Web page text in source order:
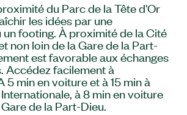
du Parc de la Tête d'Or
les idées par une
footing. À proximité de la Cité
non loin de la Gare de la Part-
est favorable aux échanges
Accédez facilement à
5 min en voiture et à 15 min à
à 8 min en voiture
de la Part-Dieu.